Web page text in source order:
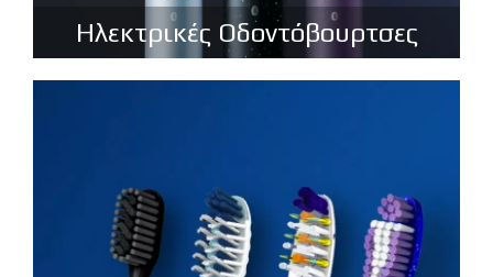
Ηλεκτρικές Οδοντόβουρτσες